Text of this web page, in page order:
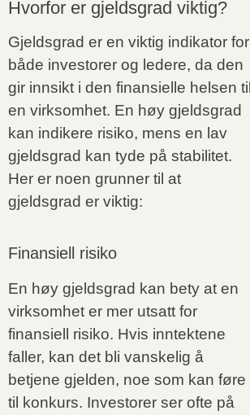
Hvorfor er gjeldsgrad viktig?
Gjeldsgrad er en viktig indikator for
både investorer og ledere, da den
gir innsikt i den finansielle helsen til
en virksomhet. En høy gjeldsgrad
kan indikere risiko, mens en lav
gjeldsgrad kan tyde på stabilitet.
Her er noen grunner til at
gjeldsgrad er viktig:
Finansiell risiko
En høy gjeldsgrad kan bety at en
virksomhet er mer utsatt for
finansiell risiko. Hvis inntektene
faller, kan det bli vanskelig å
betjene gjelden, noe som kan føre
til konkurs. Investorer ser ofte på